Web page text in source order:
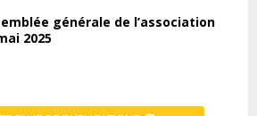
générale de l’association
2025